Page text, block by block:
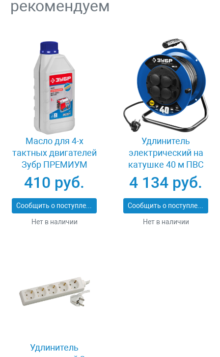
рекомендуем
Масло для 4-х
тактных двигателей
Зубр ПРЕМИУМ
ЗМД-4Т
410 руб.
Сообщить о поступлении
Нет в наличии
Удлинитель
электрический на
катушке 40 м ПВС
3х1.5 кв мм 4 гнезда
Зубр 55081-40
4 134 руб.
Сообщить о поступлении
Нет в наличии
Удлинитель